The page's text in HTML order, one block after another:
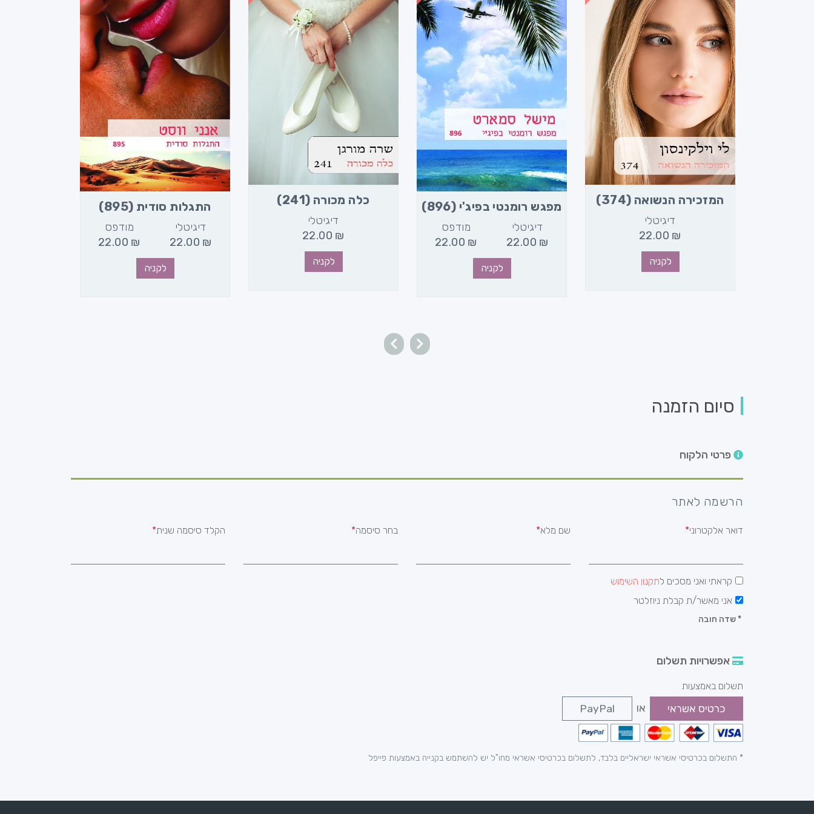
התגלות סודית (895)
מודפס
22.00 ₪
דיגיטלי
22.00 ₪
לקניה
כלה מכורה (241)
דיגיטלי
22.00 ₪
לקניה
מפגש רומנטי בפיג'י (896)
מודפס
22.00 ₪
דיגיטלי
22.00 ₪
לקניה
המזכירה הנשואה (374)
דיגיטלי
22.00 ₪
לקניה
סיום הזמנה
פרטי הלקוח
הרשמה לאתר
דואר אלקטרוני שם מלא בחר סיסמה הקלד סיסמה שנית
קראתי ואני מסכים לתקנון השימוש
אני מאשר/ת קבלת ניוזלטר
*שדה חובה
אפשרויות תשלום
תשלום באמצעות
כרטיס אשראי או PayPal
* התשלום בכרטיסי אשראי ישראליים בלבד, לתשלום בכרטיסי אשראי מחו"ל יש להשתמש בקנייה באמצעות פייפל